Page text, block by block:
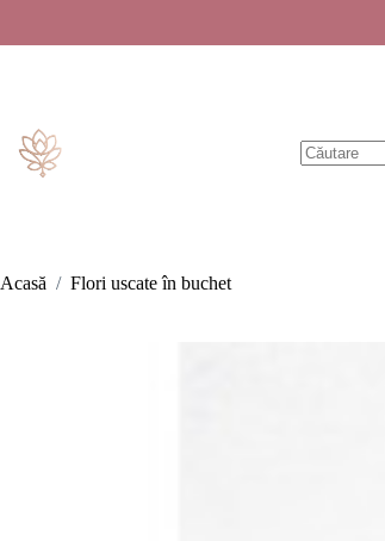
Acasă / Flori uscate în buchet